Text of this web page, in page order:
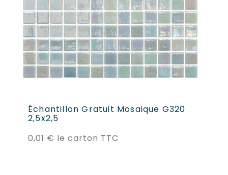
Échantillon Gratuit Mosaique G320
2,5x2,5
0,01 € le carton TTC